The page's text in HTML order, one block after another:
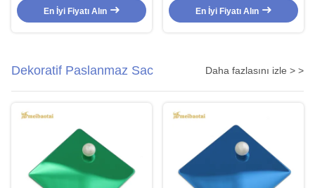
En İyi Fiyatı Alın
Yüzeyi
En İyi Fiyatı Alın
Dekoratif Paslanmaz Sac Daha fazlasını izle > >